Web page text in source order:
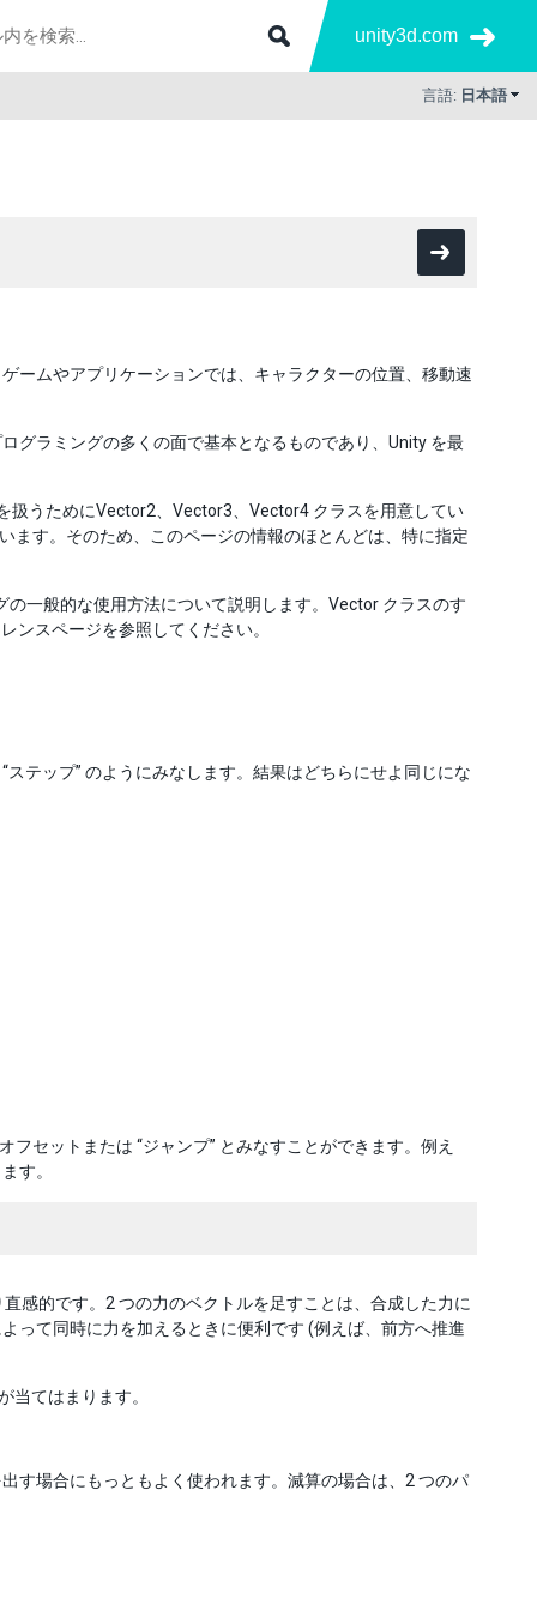
unity3d.com
言語: 日本語
ームやアプリケーションでは、キャラクターの位置、移動速
グラミングの多くの面で基本となるものであり、Unity を最
扱うためにVector2、Vector3、Vector4 クラスを用意してい
ます。そのため、このページの情報のほとんどは、特に指定
一般的な使用方法について説明します。Vector クラスのす
ンスページを参照してください。
テップ” のようにみなします。結果はどちらにせよ同じにな
セットまたは “ジャンプ” とみなすことができます。例え
す。
感的です。2 つの力のベクトルを足すことは、合成した力に
って同時に力を加えるときに便利です (例えば、前方へ推進
当てはまります。
す場合にもっともよく使われます。減算の場合は、2 つのパ